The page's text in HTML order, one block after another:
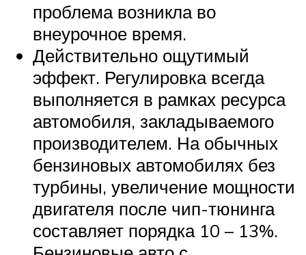
проблема возникла во
внеурочное время.
Действительно ощутимый
эффект. Регулировка всегда
выполняется в рамках ресурса
автомобиля, закладываемого
производителем. На обычных
бензиновых автомобилях без
турбины, увеличение мощности
двигателя после чип-тюнинга
составляет порядка 10 – 13%.